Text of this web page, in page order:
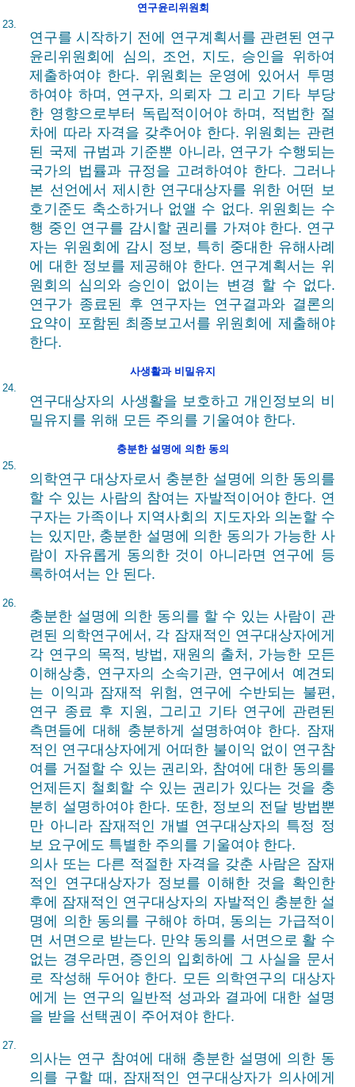
연구윤리위원회
23.
연구를 시작하기 전에 연구계획서를 관련된 연구
윤리위원회에 심의, 조언, 지도, 승인을 위하여
제출하여야 한다. 위원회는 운영에 있어서 투명
하여야 하며, 연구자, 의뢰자 그 리고 기타 부당
한 영향으로부터 독립적이어야 하며, 적법한 절
차에 따라 자격을 갖추어야 한다. 위원회는 관련
된 국제 규범과 기준뿐 아니라, 연구가 수행되는
국가의 법률과 규정을 고려하여야 한다. 그러나
본 선언에서 제시한 연구대상자를 위한 어떤 보
호기준도 축소하거나 없앨 수 없다. 위원회는 수
행 중인 연구를 감시할 권리를 가져야 한다. 연구
자는 위원회에 감시 정보, 특히 중대한 유해사례
에 대한 정보를 제공해야 한다. 연구계획서는 위
원회의 심의와 승인이 없이는 변경 할 수 없다.
연구가 종료된 후 연구자는 연구결과와 결론의
요약이 포함된 최종보고서를 위원회에 제출해야
한다.
사생활과 비밀유지
24.
연구대상자의 사생활을 보호하고 개인정보의 비
밀유지를 위해 모든 주의를 기울여야 한다.
충분한 설명에 의한 동의
25.
의학연구 대상자로서 충분한 설명에 의한 동의를
할 수 있는 사람의 참여는 자발적이어야 한다. 연
구자는 가족이나 지역사회의 지도자와 의논할 수
는 있지만, 충분한 설명에 의한 동의가 가능한 사
람이 자유롭게 동의한 것이 아니라면 연구에 등
록하여서는 안 된다.
26.
충분한 설명에 의한 동의를 할 수 있는 사람이 관
련된 의학연구에서, 각 잠재적인 연구대상자에게
각 연구의 목적, 방법, 재원의 출처, 가능한 모든
이해상충, 연구자의 소속기관, 연구에서 예견되
는 이익과 잠재적 위험, 연구에 수반되는 불편,
연구 종료 후 지원, 그리고 기타 연구에 관련된
측면들에 대해 충분하게 설명하여야 한다. 잠재
적인 연구대상자에게 어떠한 불이익 없이 연구참
여를 거절할 수 있는 권리와, 참여에 대한 동의를
언제든지 철회할 수 있는 권리가 있다는 것을 충
분히 설명하여야 한다. 또한, 정보의 전달 방법뿐
만 아니라 잠재적인 개별 연구대상자의 특정 정
보 요구에도 특별한 주의를 기울여야 한다.
의사 또는 다른 적절한 자격을 갖춘 사람은 잠재
적인 연구대상자가 정보를 이해한 것을 확인한
후에 잠재적인 연구대상자의 자발적인 충분한 설
명에 의한 동의를 구해야 하며, 동의는 가급적이
면 서면으로 받는다. 만약 동의를 서면으로 활 수
없는 경우라면, 증인의 입회하에 그 사실을 문서
로 작성해 두어야 한다. 모든 의학연구의 대상자
에게 는 연구의 일반적 성과와 결과에 대한 설명
을 받을 선택권이 주어져야 한다.
27.
의사는 연구 참여에 대해 충분한 설명에 의한 동
의를 구할 때, 잠재적인 연구대상자가 의사에게